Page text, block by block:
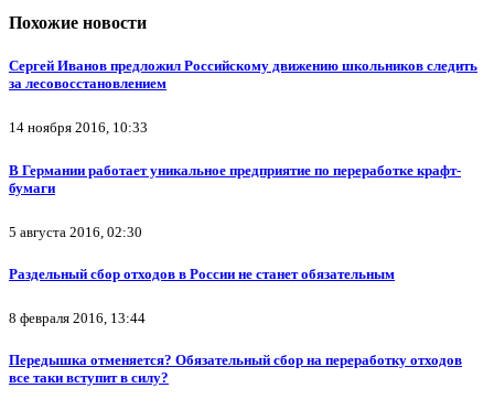
Похожие новости
Сергей Иванов предложил Российскому движению школьников следить
за лесовосстановлением
14 ноября 2016, 10:33
В Германии работает уникальное предприятие по переработке крафт-
бумаги
5 августа 2016, 02:30
Раздельный сбор отходов в России не станет обязательным
8 февраля 2016, 13:44
Передышка отменяется? Обязательный сбор на переработку отходов
все таки вступит в силу?